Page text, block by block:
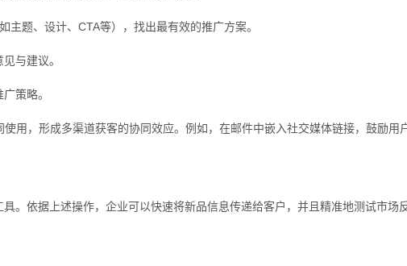
题、设计、CTA等），找出最有效的推广方案。
与建议。
策略。
用，形成多渠道获客的协同效应。例如，在邮件中嵌入社交媒体链接，鼓励用
。依据上述操作，企业可以快速将新品信息传递给客户，并且精准地测试市场